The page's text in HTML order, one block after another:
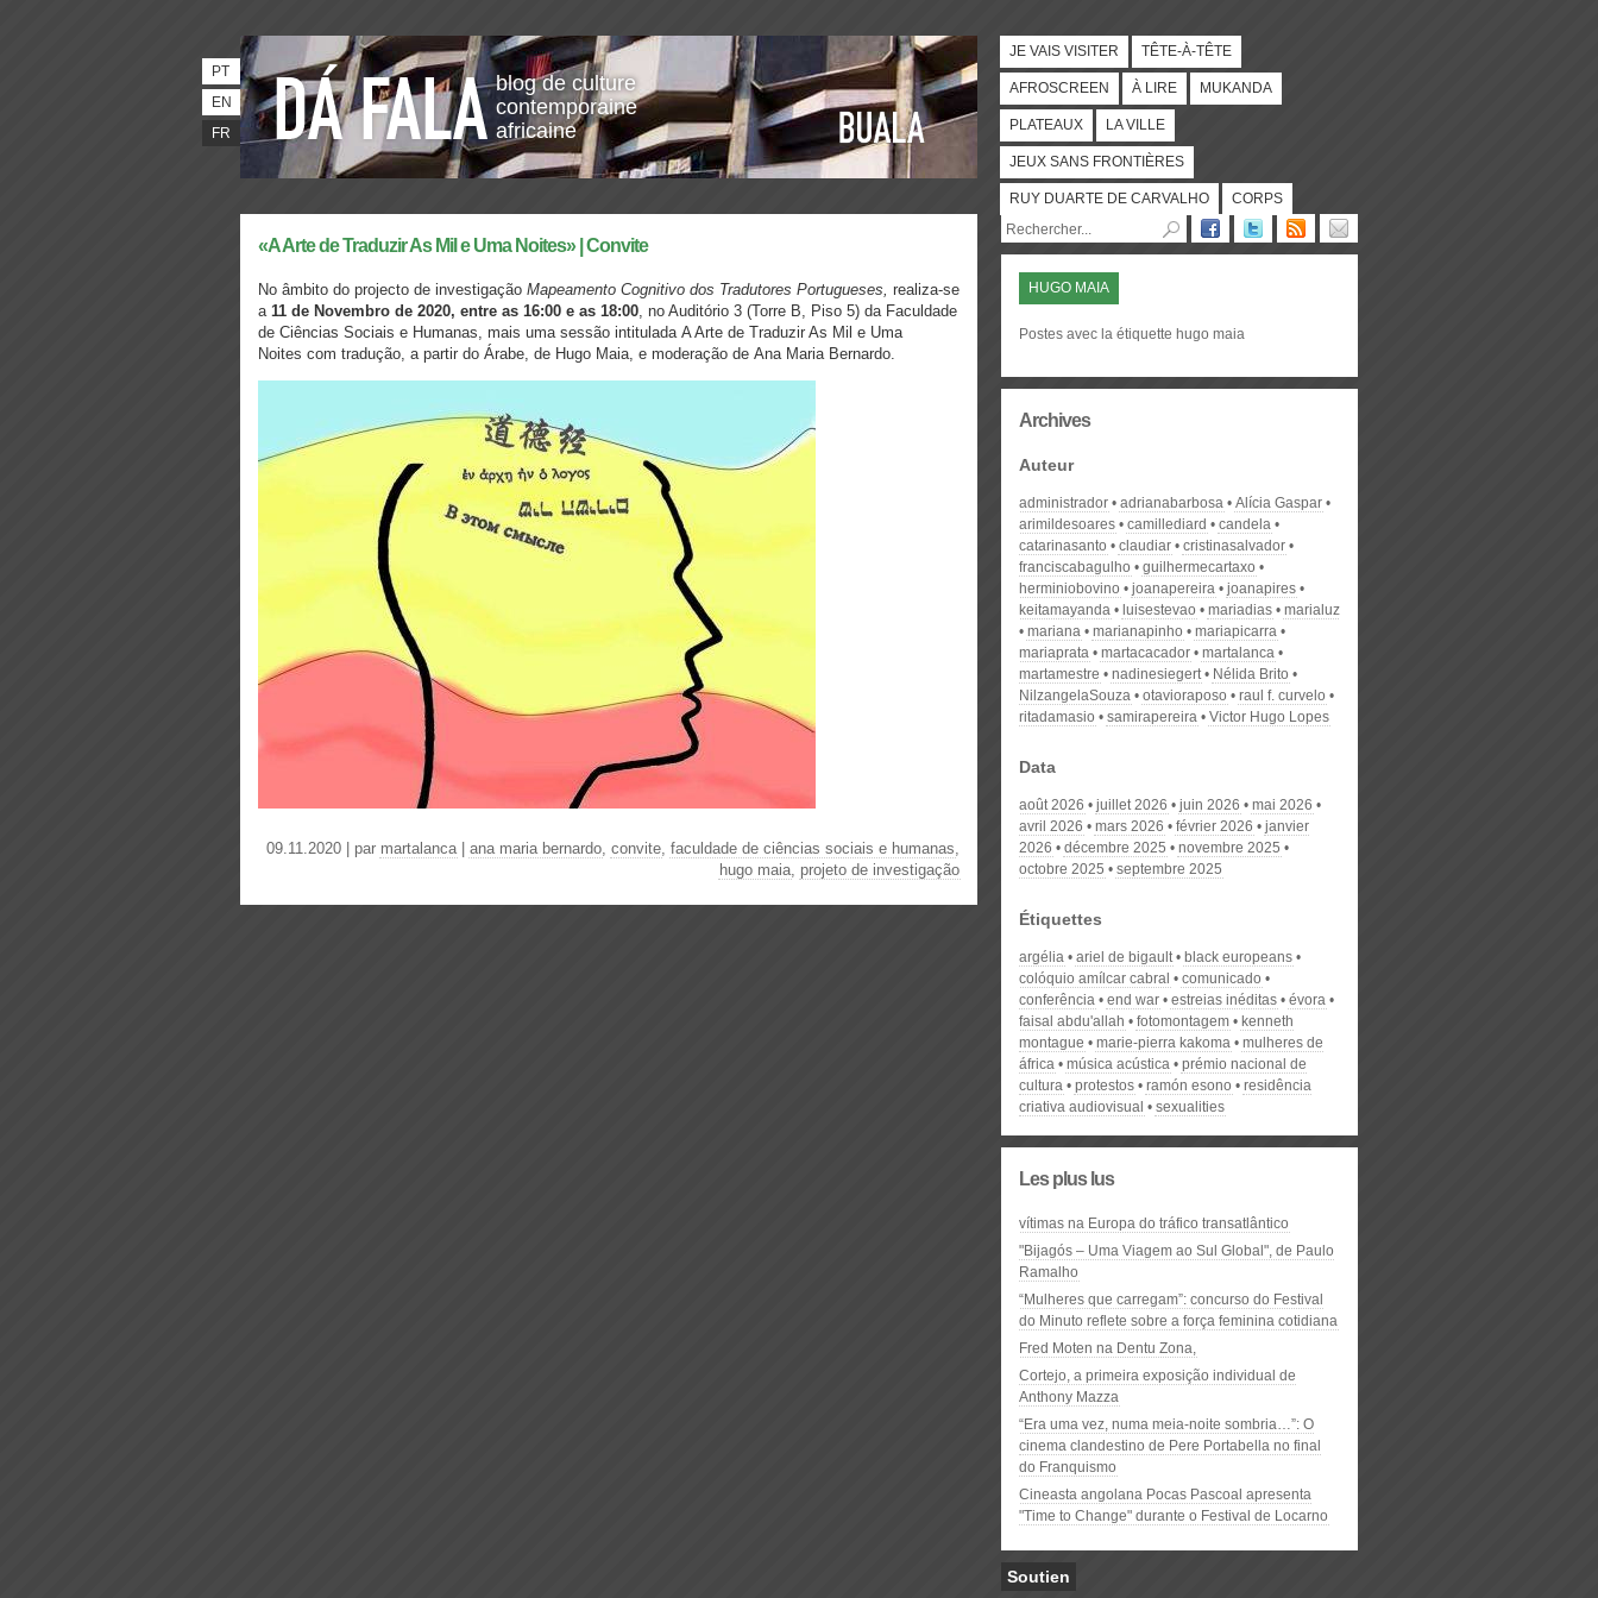
blog de culture
contemporaine
africaine
PT
EN
FR
JE VAIS VISITER TÊTE-À-TÊTE
AFROSCREEN À LIRE MUKANDA
PLATEAUX LA VILLE
JEUX SANS FRONTIÈRES
RUY DUARTE DE CARVALHO CORPS
«A Arte de Traduzir As Mil e Uma Noites» | Convite
No âmbito do projecto de investigação Mapeamento Cognitivo dos Tradutores Portugueses, realiza-se
a 11 de Novembro de 2020, entre as 16:00 e as 18:00, no Auditório 3 (Torre B, Piso 5) da Faculdade
de Ciências Sociais e Humanas, mais uma sessão intitulada A Arte de Traduzir As Mil e Uma
Noites com tradução, a partir do Árabe, de Hugo Maia, e moderação de Ana Maria Bernardo.
09.11.2020 | par martalanca| ana maria bernardo, convite, faculdade de ciências sociais e humanas,
hugo maia, projeto de investigação
HUGO MAIA
Postes avec la étiquette hugo maia
Archives
Auteur
administrador adrianabarbosa
Alícia Gaspar
arimildesoares
camillediard
candela
catarinasanto
claudiar
cristinasalvador
franciscabagulho
guilhermecartaxo
herminiobovino
joanapereira
joanapires
keitamayanda
luisestevao mariadias
marialuz
mariana
marianapinho
mariapicarra
mariaprata
martacacador
martalanca
martamestre
nadinesiegert
Nélida Brito
NilzangelaSouza
otavioraposo
raul f. curvelo
ritadamasio
samirapereira Victor Hugo Lopes
Data
août 2026 juillet 2026 juin 2026
mai 2026
avril 2026
mars 2026 février 2026
janvier
2026
décembre 2025
novembre 2025
octobre 2025
septembre 2025
Étiquettes
argélia ariel de bigault
black europeans
colóquio amílcar cabral
comunicado
conferência
end war estreias inéditas
évora
faisal abdu'allah
fotomontagem
kenneth
montague
marie-pierra kakoma
mulheres de
áfrica
música acústica
prémio nacional de
cultura
protestos ramón esono
residência
criativa audiovisual
sexualities
Les plus lus
vítimas na Europa do tráfico transatlântico
"Bijagós – Uma Viagem ao Sul Global", de Paulo
Ramalho
“Mulheres que carregam”: concurso do Festival
do Minuto reflete sobre a força feminina cotidiana
Fred Moten na Dentu Zona,
Cortejo, a primeira exposição individual de
Anthony Mazza
“Era uma vez, numa meia-noite sombria…”: O
cinema clandestino de Pere Portabella no final
do Franquismo
Cineasta angolana Pocas Pascoal apresenta
"Time to Change" durante o Festival de Locarno
Soutien